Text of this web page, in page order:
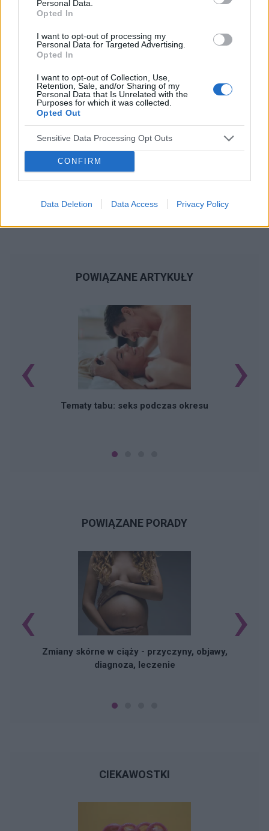
Personal Data.
Opted In
I want to opt-out of processing my
Personal Data for Targeted Advertising.
Opted In
I want to opt-out of Collection, Use,
Retention, Sale, and/or Sharing of my
Personal Data that Is Unrelated with the
Purposes for which it was collected.
Opted Out
Sensitive Data Processing Opt Outs
CONFIRM
Data Deletion Data Access Privacy Policy
ciąża test ciążowy
Reklama:
POWIĄZANE ARTYKUŁY
Tematy tabu: seks podczas okresu
‹ ›
POWIĄZANE PORADY
Zmiany skórne w ciąży - przyczyny, objawy,
diagnoza, leczenie
‹ ›
CIEKAWOSTKI